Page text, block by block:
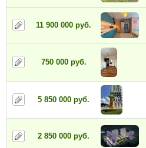
11 900 000 руб.
750 000 руб.
5 850 000 руб.
2 850 000 руб.